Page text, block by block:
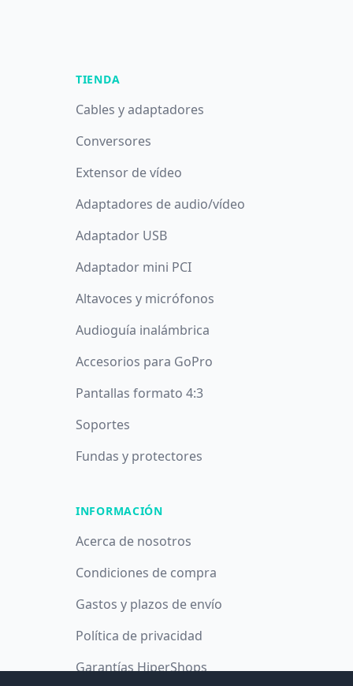
TIENDA
Cables y adaptadores
Conversores
Extensor de vídeo
Adaptadores de audio/vídeo
Adaptador USB
Adaptador mini PCI
Altavoces y micrófonos
Audioguía inalámbrica
Accesorios para GoPro
Pantallas formato 4:3
Soportes
Fundas y protectores
INFORMACIÓN
Acerca de nosotros
Condiciones de compra
Gastos y plazos de envío
Política de privacidad
Garantías HiperShops